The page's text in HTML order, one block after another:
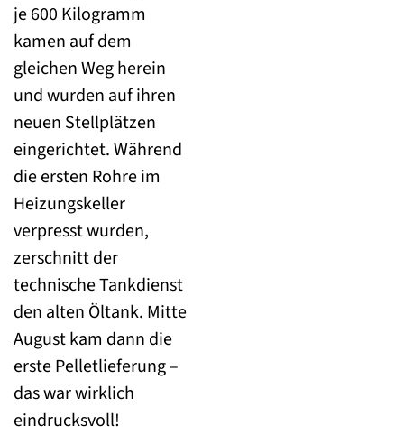
je 600 Kilogramm
kamen auf dem
gleichen Weg herein
und wurden auf ihren
neuen Stellplätzen
eingerichtet. Während
die ersten Rohre im
Heizungskeller
verpresst wurden,
zerschnitt der
technische Tankdienst
den alten Öltank. Mitte
August kam dann die
erste Pelletlieferung –
das war wirklich
eindrucksvoll!